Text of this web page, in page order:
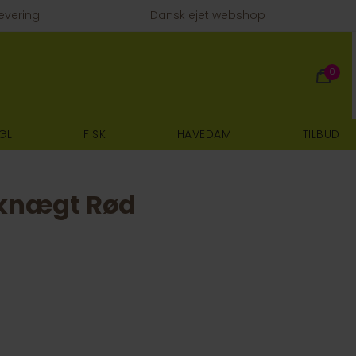
Dansk ejet webshop
0
FISK HAVEDAM TILBUD
Rød